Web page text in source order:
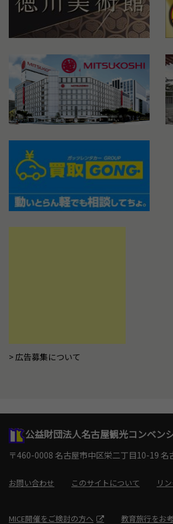
広告募集について
公益財団法人名古屋観光コンベン
〒460-0008 名古屋市中区栄二丁目10-19 名
お問い合わせ このサイトについて リ
MICE開催をご検討の方へ 教育旅行をお